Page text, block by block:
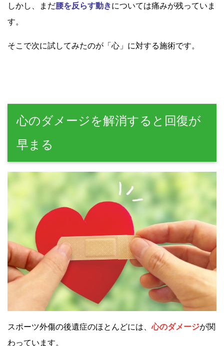
しかし、まだ腰を反らす動きについては痛みが残っていま
す。
そこで次に試してみたのが「心」に対する施術です。
心のダメージを解消すると回復が
早まる
スポーツ外傷の後遺症のほとんどには、心のダメージが関
わっています。